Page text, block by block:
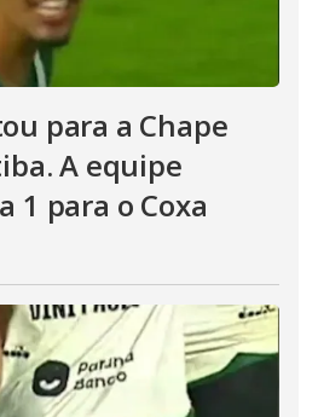
para a Chape
A equipe
1 para o Coxa